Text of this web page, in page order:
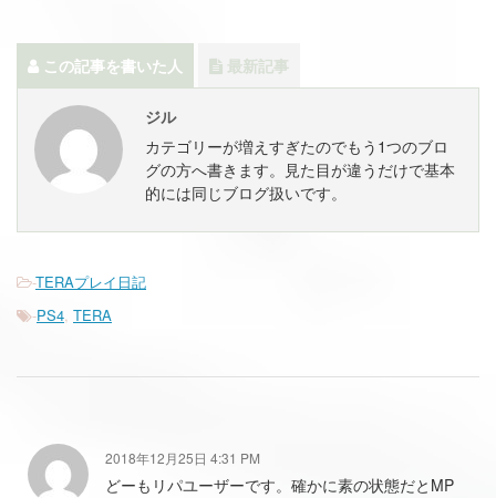
この記事を書いた人 最新記事
ジル
カテゴリーが増えすぎたのでもう1つのブロ
グの方へ書きます。見た目が違うだけで基本
的には同じブログ扱いです。
-TERAプレイ日記
-PS4 TERA
2018年12月25日 4:31 PM
どーもリパユーザーです。確かに素の状態だとMP